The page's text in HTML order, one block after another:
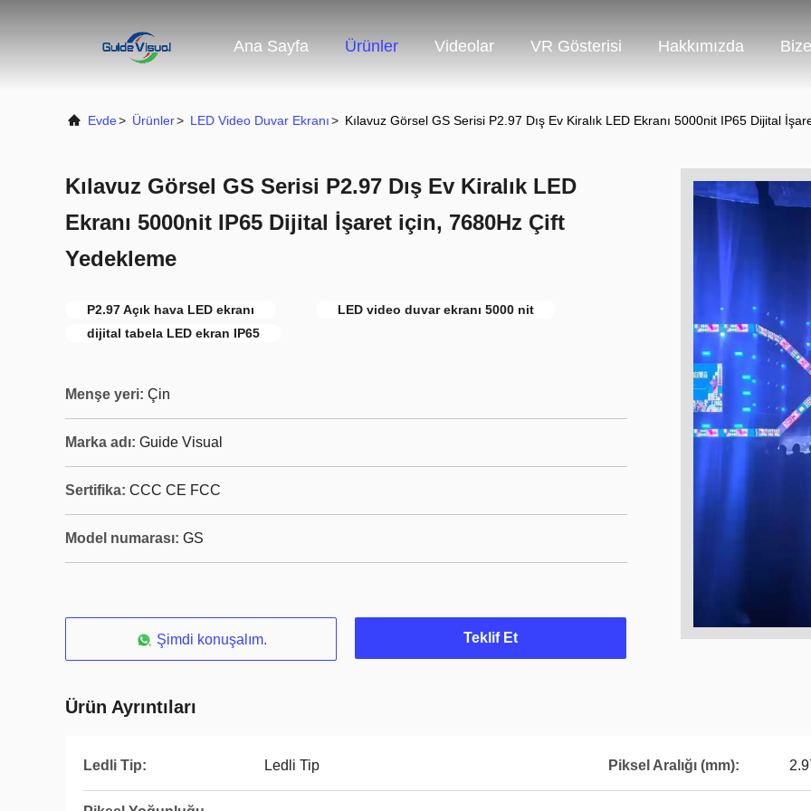
Ana Sayfa Ürünler Videolar VR Gösterisi Hakkımızda
Evde> Ürünler> LED Video Duvar Ekranı> Kılavuz Görsel GS Serisi P2.97 Dış Ev Kiralık LED Ekranı 5000nit IP65 Dijital
Kılavuz Görsel GS Serisi P2.97 Dış Ev Kiralık LED
Ekranı 5000nit IP65 Dijital İşaret için, 7680Hz Çift
Yedekleme
P2.97 Açık hava LED ekranı
LED video duvar ekranı 5000 nit
dijital tabela LED ekran IP65
Menşe yeri: Çin
Marka adı: Guide Visual
Sertifika: CCC CE FCC
Model numarası: GS
Şimdi konuşalım. Teklif Et
Ürün Ayrıntıları
Ledli Tip: Ledli Tip Piksel Aralığı (mm):